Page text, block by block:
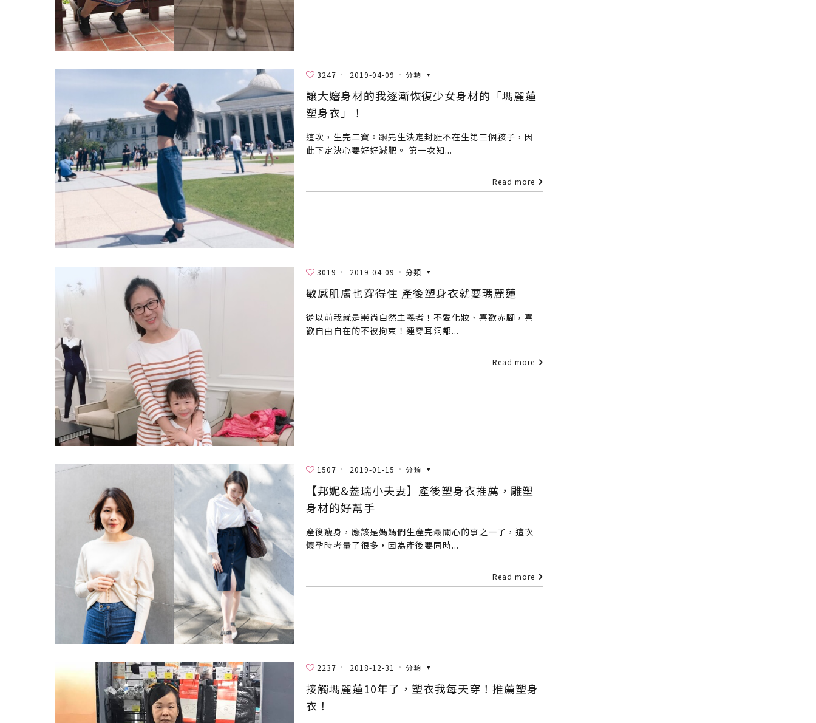
3247 2019-04-09 分類
讓大嬸身材的我逐漸恢復少女身材的「瑪麗蓮
塑身衣」！
這次，生完二寶。跟先生決定封肚不在生第三個孩子，因
此下定決心要好好減肥。 第一次知...
Read more
3019 2019-04-09 分類
敏感肌膚也穿得住 產後塑身衣就要瑪麗蓮
從以前我就是崇尚自然主義者！不愛化妝、喜歡赤腳，喜
歡自由自在的不被拘束！連穿耳洞都...
Read more
1507 2019-01-15 分類
【邦妮&蓋瑞小夫妻】產後塑身衣推薦，雕塑
身材的好幫手
產後瘦身，應該是媽媽們生產完最關心的事之一了，這次
懷孕時考量了很多，因為產後要同時...
Read more
2237 2018-12-31 分類
接觸瑪麗蓮10年了，塑衣我每天穿！推薦塑身
衣！